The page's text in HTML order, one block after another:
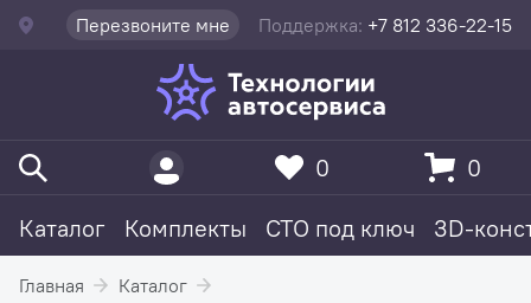
Перезвоните мне Поддержка: +7 812 336-22-15
Каталог Комплекты СТО под ключ 3D-
0 0
Главная
Каталог